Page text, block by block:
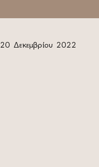
20 Δεκεμβρίου 2022